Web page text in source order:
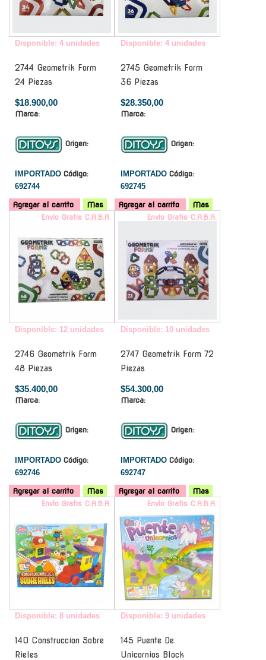
Disponible: 4 unidades
2744 Geometrik Form
24 Piezas
$18.900,00
Marca:
Origen:
IMPORTADO Código:
692744
Agregar al carrito Mas
Disponible: 4 unidades
2745 Geometrik Form
36 Piezas
$28.350,00
Marca:
Origen:
IMPORTADO Código:
692745
Agregar al carrito
Mas
Envío Gratis C.A.B.A.
Disponible: 12 unidades
2746 Geometrik Form
48 Piezas
$35.400,00
Marca:
Origen:
IMPORTADO Código:
692746
Agregar al carrito Mas
Envío Gratis C.A.B.A.
Disponible: 10 unidades
2747 Geometrik Form 72
Piezas
$54.300,00
Marca:
Origen:
IMPORTADO Código:
692747
Agregar al carrito
Mas
Envío Gratis C.A.B.A.
Disponible: 8 unidades
140 Construccion Sobre
Rieles
Envío Gratis C.A.B.A.
Disponible: 9 unidades
145 Puente De
Unicornios Block